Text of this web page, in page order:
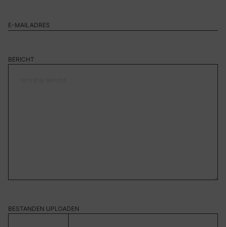
BERICHT
BESTANDEN UPLOADEN